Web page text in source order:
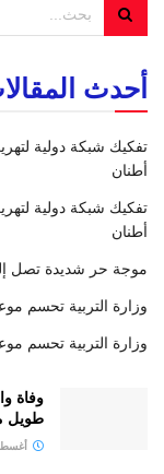
أحدث
أطنان
أطنان
موجة حر شديدة تصل إلى 47 درجة تجتاح عددا من مناطق
وزارة التربية تحسم موعد
وزارة التربية تحسم موعد
وفاة
طويل
أغسطس 8,